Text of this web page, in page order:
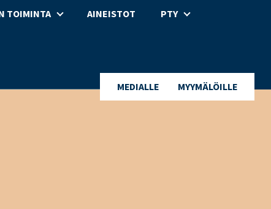
TOIMINTA AINEISTOT PTY
MEDIALLE MYYMÄLÖILLE